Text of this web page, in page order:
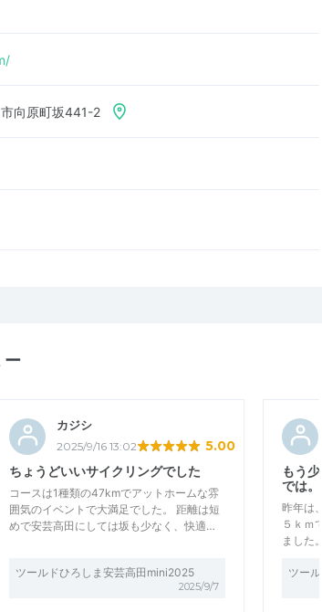
向原町坂441-2
カジシ
2025/9/16 13:02 5.00
ちょうどいいサイクリングでした
コースは1種類の47kmでアットホームな雰
囲気のイベントで大満足でした。 距離は短
めで安芸高田にしては坂も少なく、快適…
ツールドひろしま安芸高田mini2025
2025/9/7
もう
では。
昨年は
５ｋｍ
ました
ツー